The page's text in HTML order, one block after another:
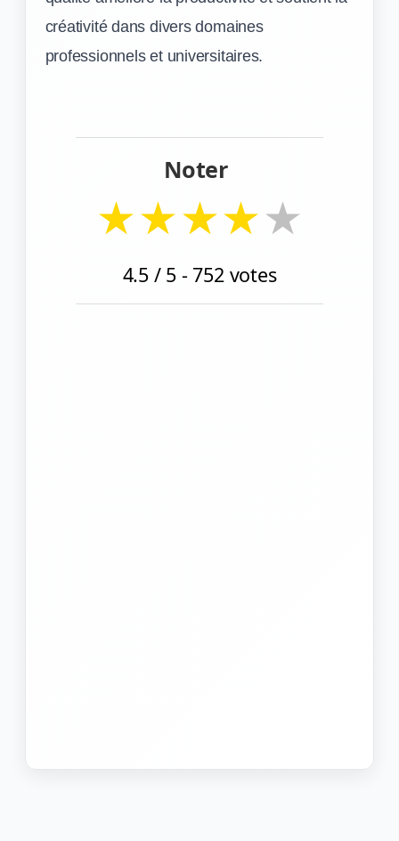
créativité dans divers domaines
professionnels et universitaires.
Noter
★★★★★
4.5/ 5 - 752 votes